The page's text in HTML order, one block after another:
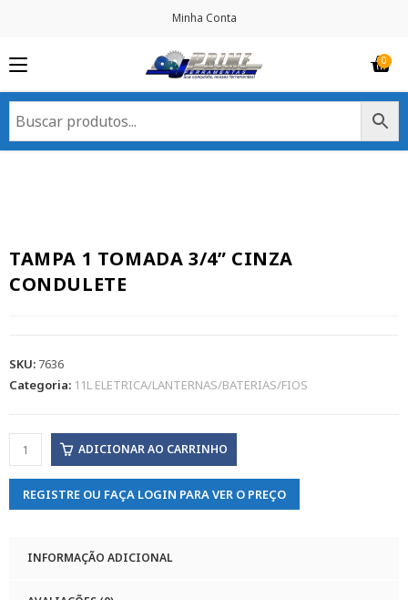
Minha Conta
TAMPA 1 TOMADA 3/4” CINZA
CONDULETE
SKU: 7636
Categoria: 11L ELETRICA/LANTERNAS/BATERIAS/FIOS
ADICIONAR AO CARRINHO
REGISTRE OU FAÇA LOGIN PARA VER O PREÇO
INFORMAÇÃO ADICIONAL